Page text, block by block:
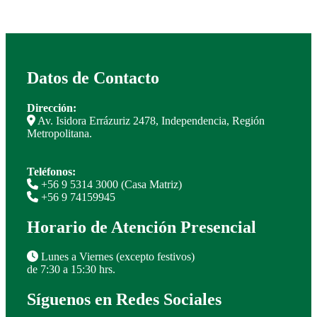
Datos de Contacto
Dirección:
Av. Isidora Errázuriz 2478, Independencia, Región
Metropolitana.
Teléfonos:
+56 9 5314 3000 (Casa Matriz)
+56 9 74159945
Horario de Atención Presencial
Lunes a Viernes (excepto festivos)
de 7:30 a 15:30 hrs.
Síguenos en Redes Sociales